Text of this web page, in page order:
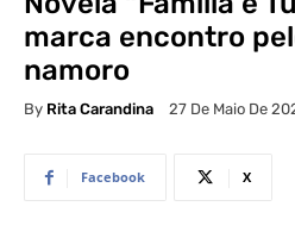
marca encontro
namoro
By Rita Carandina 27 De Maio De
Facebook X